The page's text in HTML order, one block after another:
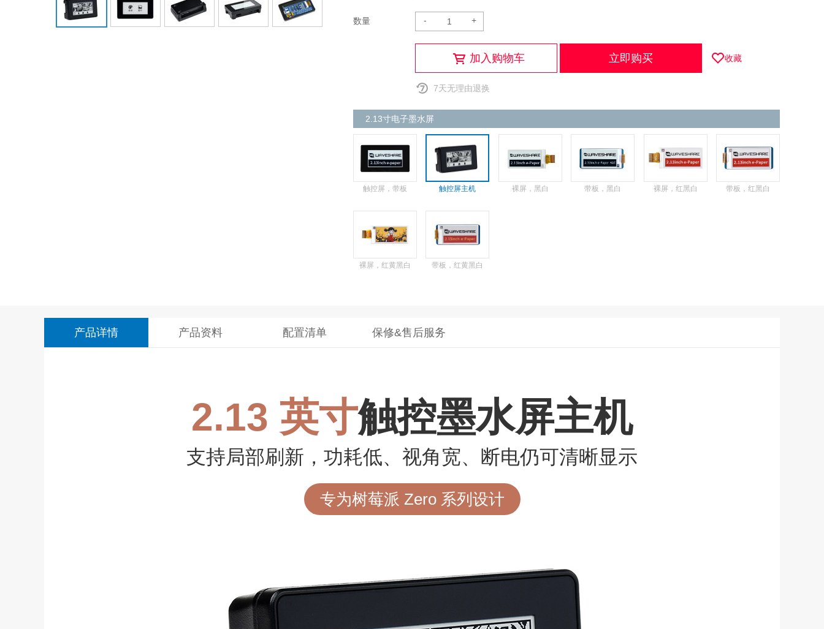
数量 - +
加入购物车 立即购买 收藏
7天无理由退换
2.13寸电子墨水屏
触控屏，带板 触控屏主机 裸屏，黑白 带板，黑白 裸屏，红黑白 带板，红黑白
裸屏，红黄黑白 带板，红黄黑白
产品详情 产品资料 配置清单 保修&售后服务
2.13 英寸触控墨水屏主机
支持局部刷新，功耗低、视角宽、断电仍可清晰显示
专为树莓派 Zero 系列设计